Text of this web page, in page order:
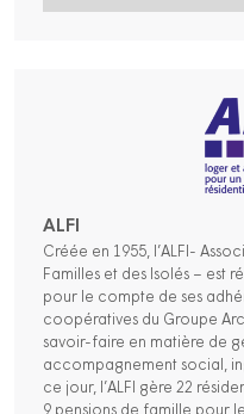
ALFI
Créée en 1955, l’ALFI-
Familles et des Isolés – est
pour le compte de ses
coopératives du Groupe
savoir-faire en matière de
accompagnement social,
ce jour, l’ALFI gère 22